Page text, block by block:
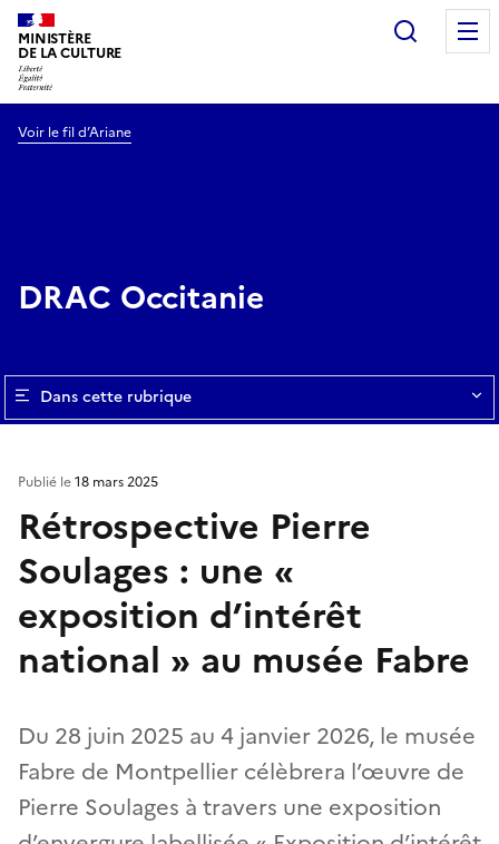
MINISTÈRE
DE LA CULTURE
Voir le fil d’Ariane
DRAC Occitanie
Dans cette rubrique
Rétrospective Pierre
Soulages : une «
exposition d’intérêt
national » au musée Fabre
Du 28 juin 2025 au 4 janvier 2026, le musée
Fabre de Montpellier célèbrera l’œuvre de
Pierre Soulages à travers une exposition
Publié le18 mars 2025